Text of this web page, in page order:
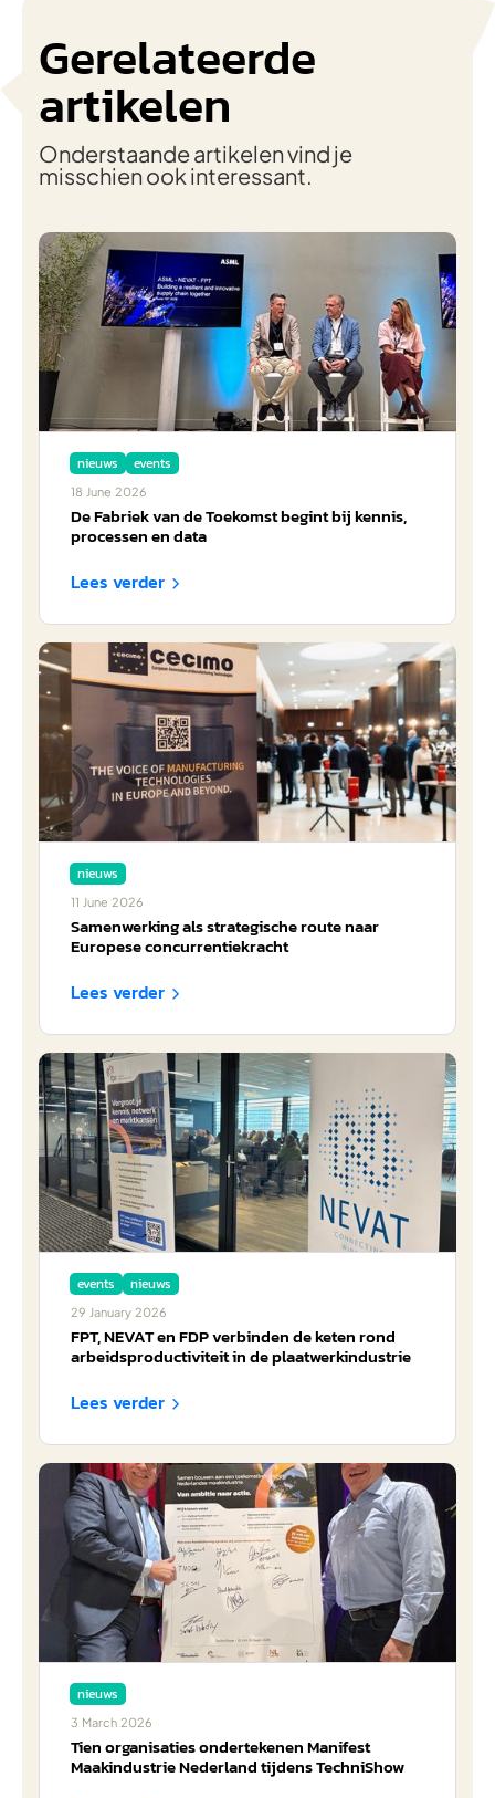
Gerelateerde
artikelen
Onderstaande artikelen vind je
misschien ook interessant.
nieuws events
18 June 2026
De Fabriek van de Toekomst begint bij kennis,
processen en data
Lees verder 
nieuws
11 June 2026
Samenwerking als strategische route naar
Europese concurrentiekracht
Lees verder 
events nieuws
29 January 2026
FPT, NEVAT en FDP verbinden de keten rond
arbeidsproductiviteit in de plaatwerkindustrie
Lees verder 
nieuws
3 March 2026
Tien organisaties ondertekenen Manifest
Maakindustrie Nederland tijdens TechniShow